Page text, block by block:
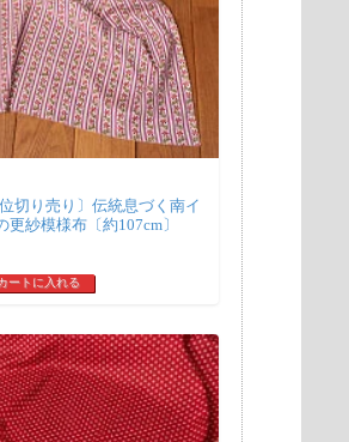
切り売り〕伝統息づく南イ
紗模様布〔約107cm〕
ートに入れる